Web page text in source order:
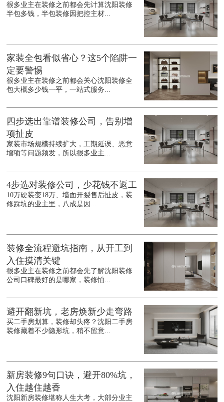
很多业主在装修之前都会先计算沈阳装修
半包多钱，半包装修因把控主材...
家装全包看似省心？这5个陷阱一
定要警惕
很多业主在装修之前都会关心沈阳装修全
包大概多少钱一平，一站式服务...
四步选出靠谱装修公司，告别增
项扯皮
家装市场规模持续扩大，工期延误、恶意
增项等问题频发，所以很多业主...
4步选对装修公司，少花钱不返工
10万硬装变18万、墙面开裂售后扯皮，装
修踩坑的业主里，八成是因...
装修全流程避坑指南，从开工到
入住摸清关键
很多业主在装修之前都会先了解沈阳装修
公司口碑最好的是哪家，装修怕...
避开翻新坑，老房焕新少走弯路
买二手房划算，装修却头疼？沈阳二手房
装修藏着不少隐形坑，稍不留意...
新房装修9句口诀，避开80%坑，
入住越住越香
沈阳新房装修堪称人生大考，大部分业主